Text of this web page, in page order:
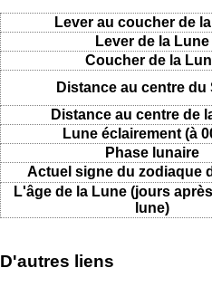
Lever au coucher de
Lever de la Lune
Coucher de la
Distance au centre du
Distance au centre de
Lune éclairement (à
Phase lunaire
Actuel signe du zodiaque
L'âge de la Lune (jours
lune)
D'autres liens